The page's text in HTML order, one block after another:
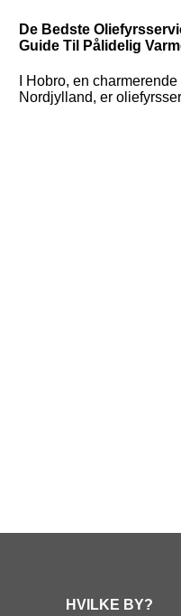
De Bedste
Guide Til Pålidelig
I Hobro, en
Nordjylland, er
HVILKE BY?